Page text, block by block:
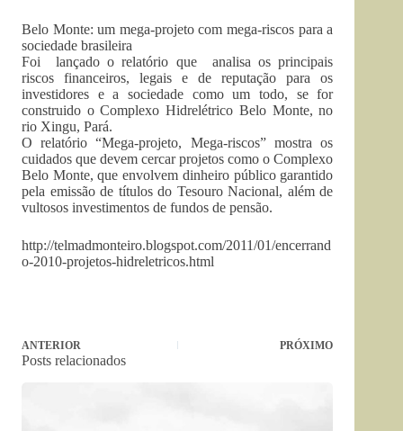
Belo Monte: um mega-projeto com mega-riscos para a
sociedade brasileira
Foi lançado o relatório que analisa os principais
riscos financeiros, legais e de reputação para os
investidores e a sociedade como um todo, se for
construido o Complexo Hidrelétrico Belo Monte, no
rio Xingu, Pará.
O relatório “Mega-projeto, Mega-riscos” mostra os
cuidados que devem cercar projetos como o Complexo
Belo Monte, que envolvem dinheiro público garantido
pela emissão de títulos do Tesouro Nacional, além de
vultosos investimentos de fundos de pensão.
http://telmadmonteiro.blogspot.com/2011/01/encerrand
o-2010-projetos-hidreletricos.html
ANTERIOR PRÓXIMO
Posts relacionados